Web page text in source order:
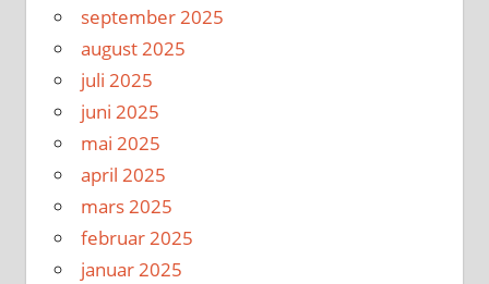
september 2025
august 2025
juli 2025
juni 2025
mai 2025
april 2025
mars 2025
februar 2025
januar 2025